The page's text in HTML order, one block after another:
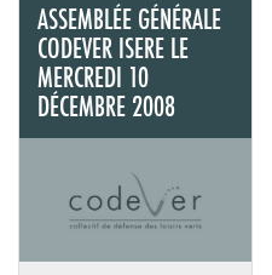
ASSEMBLÉE GÉNÉRALE
CODEVER ISERE LE
MERCREDI 10
DÉCEMBRE 2008